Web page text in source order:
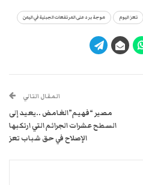
تعز اليوم موجة برد على المرتفعات الجبلية في اليمن
المقال التالي
مصير “فهيم”الغامض ..يعيد إلى
السطح عشرات الجرائم التي ارتكبها
الإصلاح في حق شباب تعز